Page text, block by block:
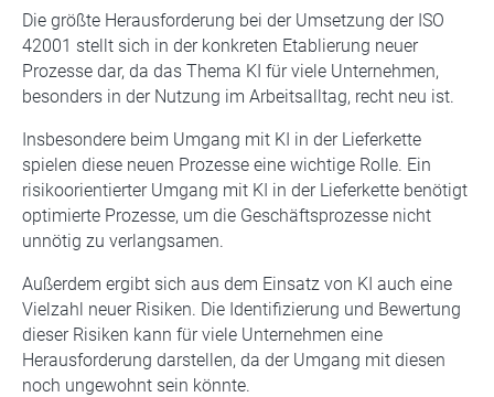
Die größte Herausforderung bei der Umsetzung der ISO
42001 stellt sich in der konkreten Etablierung neuer
Prozesse dar, da das Thema KI für viele Unternehmen,
besonders in der Nutzung im Arbeitsalltag, recht neu ist.
Insbesondere beim Umgang mit KI in der Lieferkette
spielen diese neuen Prozesse eine wichtige Rolle. Ein
risikoorientierter Umgang mit KI in der Lieferkette benötigt
optimierte Prozesse, um die Geschäftsprozesse nicht
unnötig zu verlangsamen.
Außerdem ergibt sich aus dem Einsatz von KI auch eine
Vielzahl neuer Risiken. Die Identifizierung und Bewertung
dieser Risiken kann für viele Unternehmen eine
Herausforderung darstellen, da der Umgang mit diesen
noch ungewohnt sein könnte.